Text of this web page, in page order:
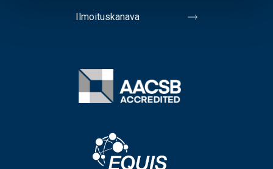
Ilmoituskanava
Image
Image